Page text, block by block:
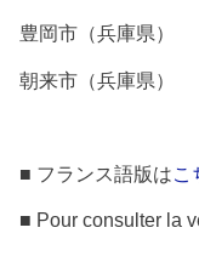
豊岡市（兵庫県
朝来市（兵庫県
■ フランス語版はこ
■ Pour consulter la